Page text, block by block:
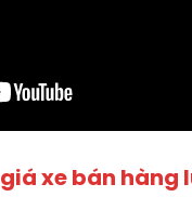
giá xe bán hàng